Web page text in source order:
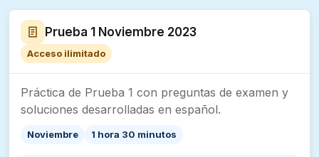
Prueba 1 Noviembre 2023
Acceso ilimitado
Práctica de Prueba 1 con preguntas de examen y
soluciones desarrolladas en español.
Noviembre 1 hora 30 minutos